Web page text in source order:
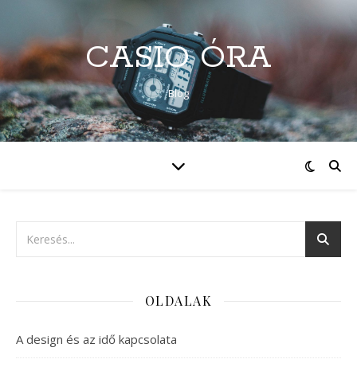
CASIO ÓRA
Blog
OLDALAK
A design és az idő kapcsolata